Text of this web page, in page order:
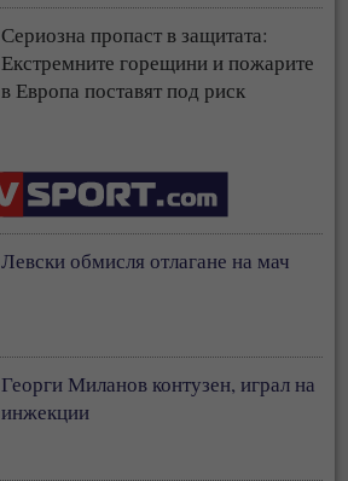
Сериозна пропаст в защитата:
Екстремните горещини и пожарите
в Европа поставят под риск
Левски обмисля отлагане на мач
Георги Миланов контузен, играл на
инжекции